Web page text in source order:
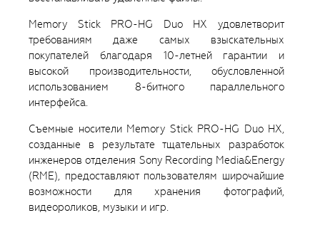
Memory Stick PRO-HG Duo HX удовлетворит
требованиям даже самых взыскательных
покупателей благодаря 10-летней гарантии и
высокой производительности, обусловленной
использованием 8-битного параллельного
интерфейса.
Съемные носители Memory Stick PRO-HG Duo HX,
созданные в результате тщательных разработок
инженеров отделения Sony Recording Media&Energy
(RME), предоставляют пользователям широчайшие
возможности для хранения фотографий,
видеороликов, музыки и игр.